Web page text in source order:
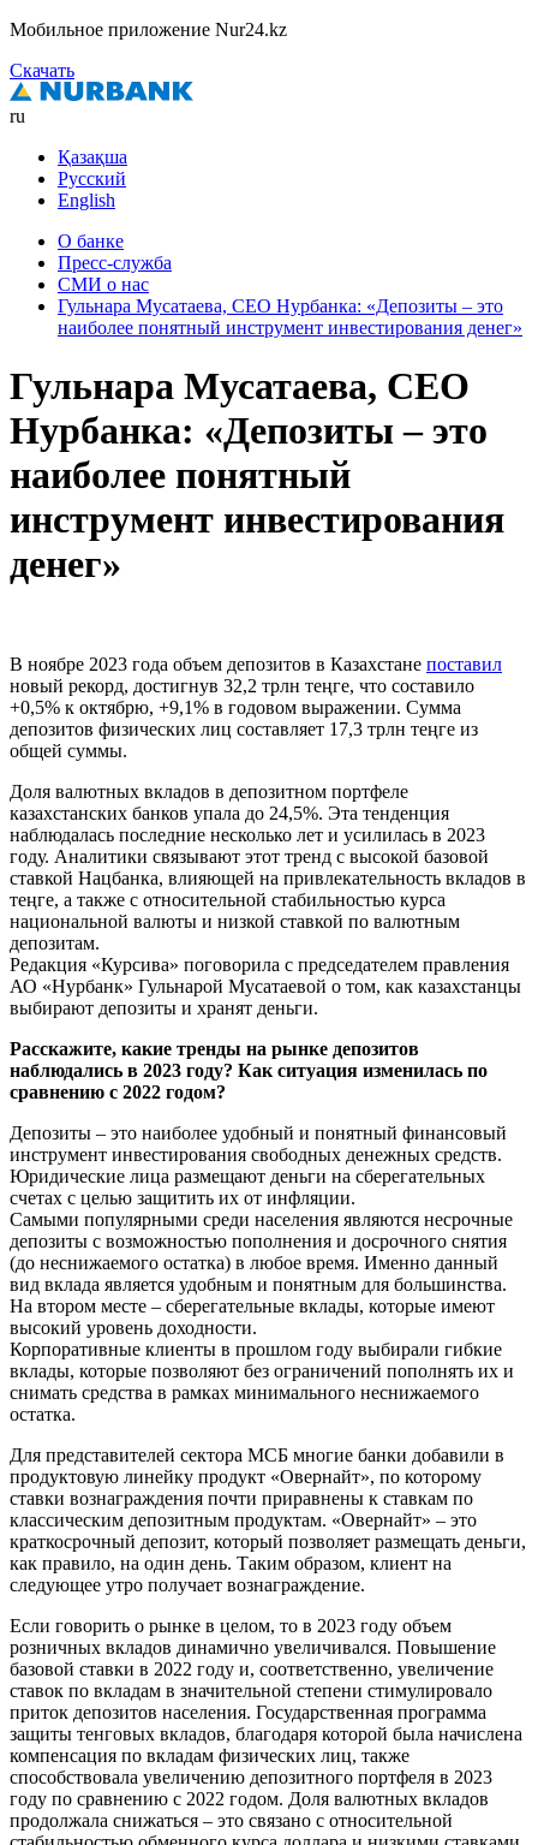
Мобильное приложение Nur24.kz
Скачать
ru
Қазақша
Русский
English
О банке
Пресс-служба
СМИ о нас
Гульнара Мусатаева, СЕО Нурбанка: «Депозиты – это
наиболее понятный инструмент инвестирования денег»
Гульнара Мусатаева, СЕО
Нурбанка: «Депозиты – это
наиболее понятный
инструмент инвестирования
денег»
В ноябре 2023 года объем депозитов в Казахстане поставил
новый рекорд, достигнув 32,2 трлн теңге, что составило
+0,5% к октябрю, +9,1% в годовом выражении. Сумма
депозитов физических лиц составляет 17,3 трлн теңге из
общей суммы.
Доля валютных вкладов в депозитном портфеле
казахстанских банков упала до 24,5%. Эта тенденция
наблюдалась последние несколько лет и усилилась в 2023
году. Аналитики связывают этот тренд с высокой базовой
ставкой Нацбанка, влияющей на привлекательность вкладов в
теңге, а также с относительной стабильностью курса
национальной валюты и низкой ставкой по валютным
депозитам.
Редакция «Курсива» поговорила с председателем правления
АО «Нурбанк» Гульнарой Мусатаевой о том, как казахстанцы
выбирают депозиты и хранят деньги.
Расскажите, какие тренды на рынке депозитов
наблюдались в 2023 году? Как ситуация изменилась по
сравнению с 2022 годом?
Депозиты – это наиболее удобный и понятный финансовый
инструмент инвестирования свободных денежных средств.
Юридические лица размещают деньги на сберегательных
счетах с целью защитить их от инфляции.
Самыми популярными среди населения являются несрочные
депозиты с возможностью пополнения и досрочного снятия
(до неснижаемого остатка) в любое время. Именно данный
вид вклада является удобным и понятным для большинства.
На втором месте – сберегательные вклады, которые имеют
высокий уровень доходности.
Корпоративные клиенты в прошлом году выбирали гибкие
вклады, которые позволяют без ограничений пополнять их и
снимать средства в рамках минимального неснижаемого
остатка.
Для представителей сектора МСБ многие банки добавили в
продуктовую линейку продукт «Овернайт», по которому
ставки вознаграждения почти приравнены к ставкам по
классическим депозитным продуктам. «Овернайт» – это
краткосрочный депозит, который позволяет размещать деньги,
как правило, на один день. Таким образом, клиент на
следующее утро получает вознаграждение.
Если говорить о рынке в целом, то в 2023 году объем
розничных вкладов динамично увеличивался. Повышение
базовой ставки в 2022 году и, соответственно, увеличение
ставок по вкладам в значительной степени стимулировало
приток депозитов населения. Государственная программа
защиты тенговых вкладов, благодаря которой была начислена
компенсация по вкладам физических лиц, также
способствовала увеличению депозитного портфеля в 2023
году по сравнению с 2022 годом. Доля валютных вкладов
продолжала снижаться – это связано с относительной